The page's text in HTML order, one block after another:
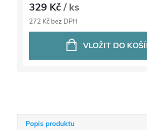
329 Kč/ ks
272 Kč bez DPH
VLOŽIT DO
Popis produktu